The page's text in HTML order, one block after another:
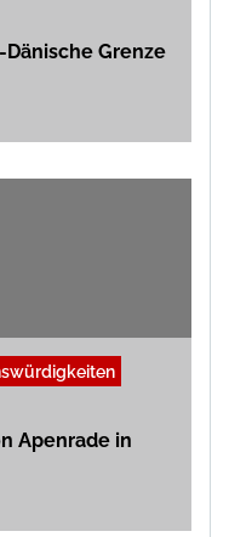
Grenze
Apenrade in